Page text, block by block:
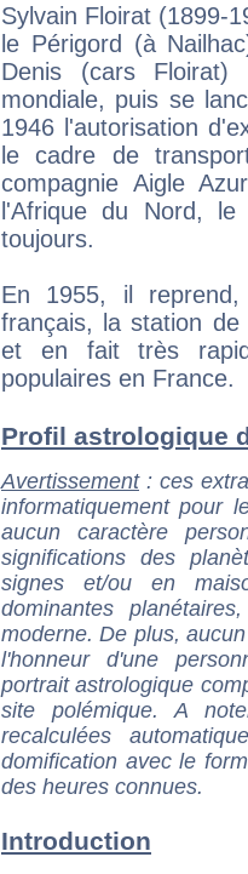
Sylvain Floirat (1899-
le Périgord (à
Denis (cars
mondiale, puis se
1946 l'autorisation
le cadre de
compagnie Aigle
l'Afrique du Nord,
toujours.
En 1955, il
français, la station
et en fait très
populaires en France.
Profil astrologique
Avertissement: ces
informatiquement pour
aucun caractère
significations des
signes et/ou en
dominantes
moderne. De plus,
l'honneur d'une
portrait astrologique
site polémique. A
recalculées
domification avec le
des heures connues.
Introduction